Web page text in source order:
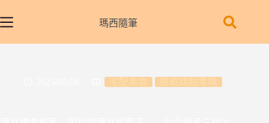
至
瑪西隨筆